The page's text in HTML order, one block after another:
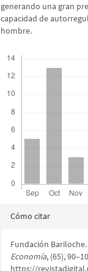
generando una gran
capacidad de
hombre.
Detalles
artículo
Cómo citar
Fundación
Economía, (65),
https://